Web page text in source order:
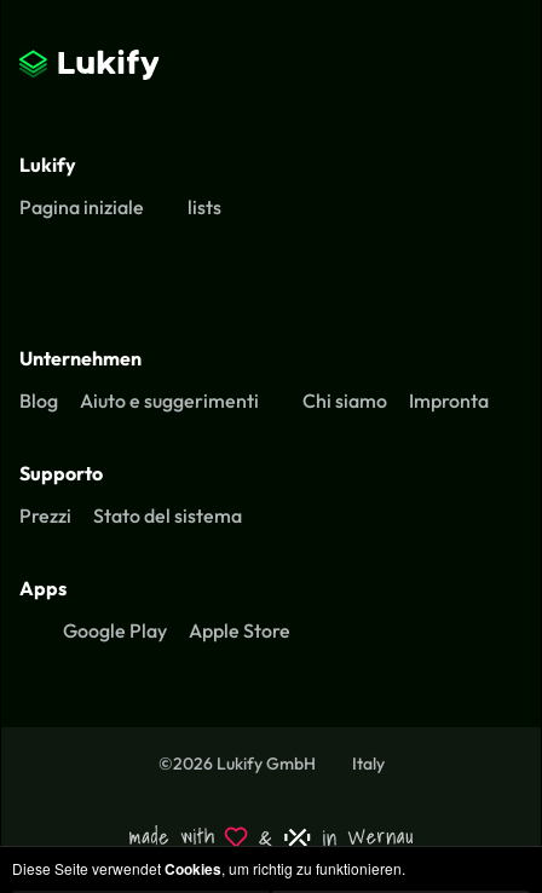
Lukify
Pagina iniziale
lists
Unternehmen
Blog
Aiuto e suggerimenti Chi siamo Impronta
Supporto
Prezzi
Stato del sistema
Apps
Google Play
Apple Store
©2026 Lukify GmbH Italy
Diese Seite verwendetCookies, um richtig zu funktionieren.